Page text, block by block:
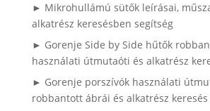
► Mikrohullámú sütők leírásai,
alkatrész keresésben segítség
► Gorenje Side by Side hűtők
használati útmutaóti és alkatrész
► Gorenje porszívók használati
robbantott ábrái és alkatrész keresés